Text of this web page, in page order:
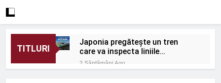
TITLURI
Japonia pregătește un tren
care va inspecta liniile
Shinkansen cu o viteză de 320
km/h
2 Săptămâni Ago